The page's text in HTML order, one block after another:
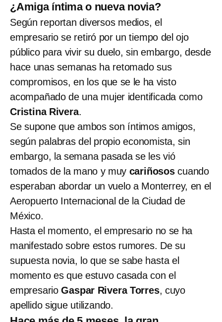
¿Amiga íntima o nueva novia?
Según reportan diversos medios, el
empresario se retiró por un tiempo del ojo
público para vivir su duelo, sin embargo, desde
hace unas semanas ha retomado sus
compromisos, en los que se le ha visto
acompañado de una mujer identificada como
Cristina Rivera.
Se supone que ambos son íntimos amigos,
según palabras del propio economista, sin
embargo, la semana pasada se les vió
tomados de la mano y muy cariñososcuando
esperaban abordar un vuelo a Monterrey, en el
Aeropuerto Internacional de la Ciudad de
México.
Hasta el momento, el empresario no se ha
manifestado sobre estos rumores. De su
supuesta novia, lo que se sabe hasta el
momento es que estuvo casada con el
empresario Gaspar Rivera Torres, cuyo
apellido sigue utilizando.